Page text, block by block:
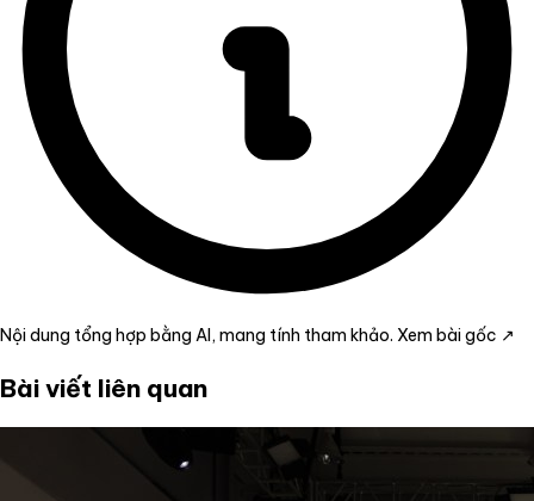
Nội dung tổng hợp bằng AI, mang tính tham khảo. Xem bài gốc ↗
Bài viết liên quan